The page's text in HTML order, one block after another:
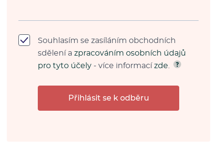
Souhlasím se zasíláním obchodních
sdělení a zpracováním osobních údajů
pro tyto účely - více informací zde
Přihlásit se k odběru